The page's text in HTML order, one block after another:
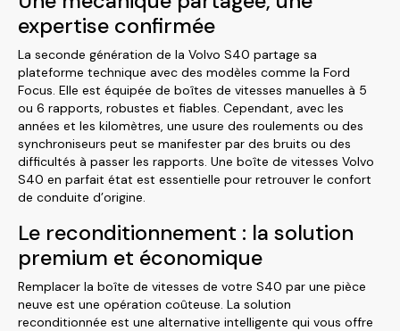
expertise confirmée
La seconde génération de la Volvo S40 partage sa
plateforme technique avec des modèles comme la Ford
Focus. Elle est équipée de boîtes de vitesses manuelles à 5
ou 6 rapports, robustes et fiables. Cependant, avec les
années et les kilomètres, une usure des roulements ou des
synchroniseurs peut se manifester par des bruits ou des
difficultés à passer les rapports. Une boîte de vitesses Volvo
S40 en parfait état est essentielle pour retrouver le confort
de conduite d’origine.
Le reconditionnement : la solution
premium et économique
Remplacer la boîte de vitesses de votre S40 par une pièce
neuve est une opération coûteuse. La solution
reconditionnée est une alternative intelligente qui vous offre